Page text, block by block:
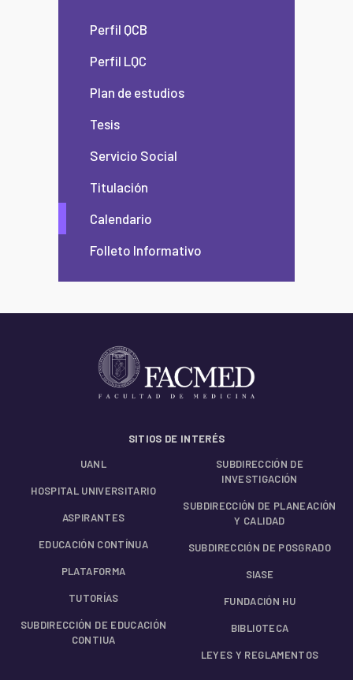
Perfil QCB
Perfil LQC
Plan de estudios
Tesis
Servicio Social
Titulación
Calendario
Folleto Informativo
SITIOS DE INTERÉS
UANL
HOSPITAL UNIVERSITARIO
ASPIRANTES
EDUCACIÓN CONTÍNUA
PLATAFORMA
TUTORÍAS
SUBDIRECCIÓN DE EDUCACIÓN
CONTIUA
SUBDIRECCIÓN DE
INVESTIGACIÓN
SUBDIRECCIÓN DE PLANEACIÓN
Y CALIDAD
SUBDIRECCIÓN DE POSGRADO
SIASE
FUNDACIÓN HU
BIBLIOTECA
LEYES Y REGLAMENTOS